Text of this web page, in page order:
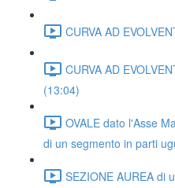
CURVA AD
CURVA AD
(13:04)
OVALE dato l'Asse
di un segmento in parti
SEZIONE AUREA di